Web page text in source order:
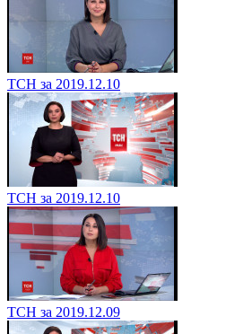
ТСН за 2019.12.10
ТСН за 2019.12.10
ТСН за 2019.12.09